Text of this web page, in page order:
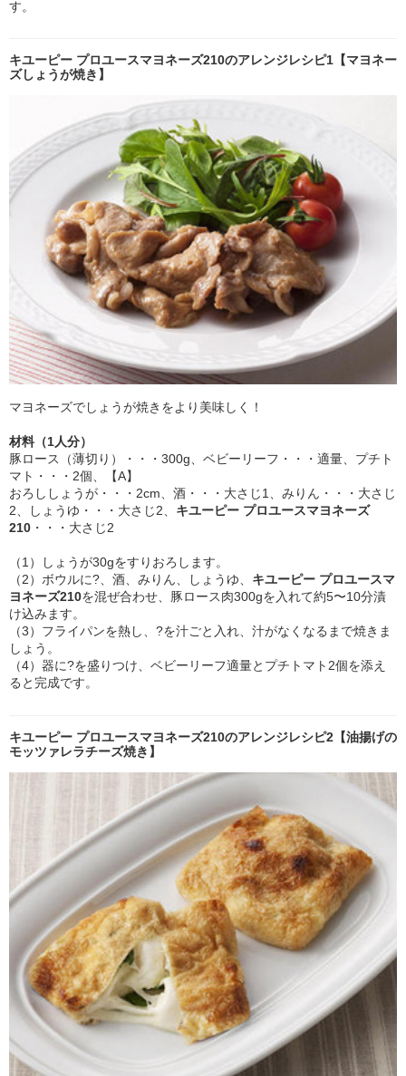
す。
キユーピー プロユースマヨネーズ210のアレンジレシピ1【マヨネー
ズしょうが焼き】
マヨネーズでしょうが焼きをより美味しく！
材料（1人分）
豚ロース（薄切り）・・・300g、ベビーリーフ・・・適量、プチト
マト・・・2個、【A】
おろししょうが・・・2cm、酒・・・大さじ1、みりん・・・大さじ
2、しょうゆ・・・大さじ2、 キユーピー プロユースマヨネーズ
210 ・・・大さじ2
（1）しょうが30gをすりおろします。
（2）ボウルに?、酒、みりん、しょうゆ、 キユーピー プロユースマ
ヨネーズ210を混ぜ合わせ、豚ロース肉300gを入れて約5〜10分漬
け込みます。
（3）フライパンを熱し、?を汁ごと入れ、汁がなくなるまで焼きま
しょう。
（4）器に?を盛りつけ、ベビーリーフ適量とプチトマト2個を添え
ると完成です。
キユーピー プロユースマヨネーズ210のアレンジレシピ2【油揚げの
モッツァレラチーズ焼き】